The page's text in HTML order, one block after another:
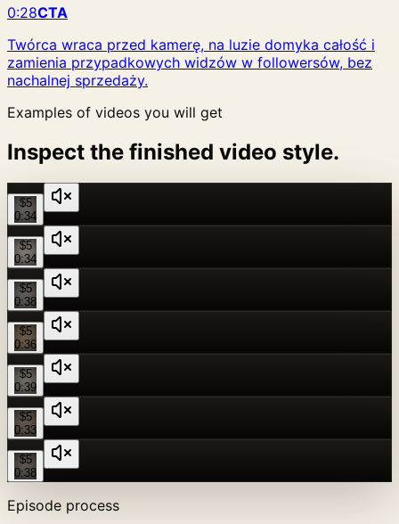
0:28CTA
Twórca wraca przed kamerę, na luzie domyka całość i
zamienia przypadkowych widzów w followersów, bez
nachalnej sprzedaży.
Examples of videos you will get
Inspect the finished video style.
$5
0:34
$5
0:34
$5
0:38
$5
0:36
$5
0:39
$5
0:33
$5
0:38
Episode process